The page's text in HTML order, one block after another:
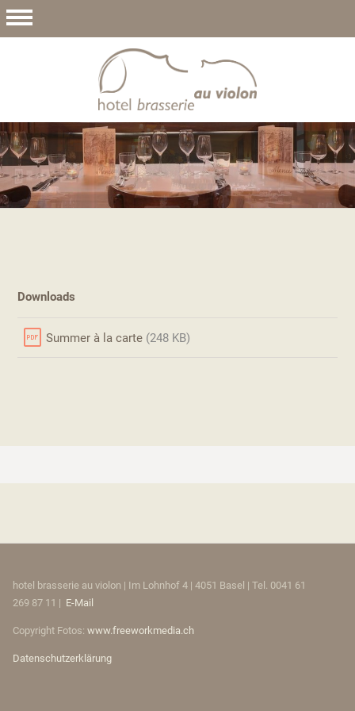
Downloads
Summer à la carte (248 KB)
hotel brasserie au violon | Im Lohnhof 4 | 4051 Basel | Tel. 0041 61
269 87 11 | E-Mail
Copyright Fotos: www.freeworkmedia.ch
Datenschutzerklärung